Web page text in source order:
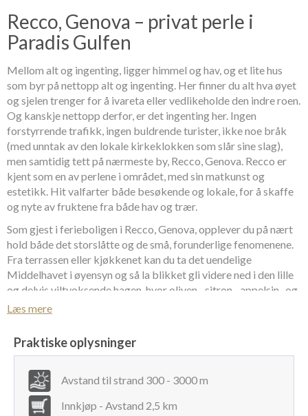
Recco, Genova – privat perle i
Paradis Gulfen
Mellom alt og ingenting, ligger himmel og hav, og et lite hus
som byr på nettopp alt og ingenting. Her finner du alt hva øyet
og sjelen trenger for å ivareta eller vedlikeholde den indre roen.
Og kanskje nettopp derfor, er det ingenting her. Ingen
forstyrrende trafikk, ingen buldrende turister, ikke noe bråk
(med unntak av den lokale kirkeklokken som slår sine slag),
men samtidig tett på nærmeste by, Recco, Genova. Recco er
kjent som en av perlene i området, med sin matkunst og
estetikk. Hit valfarter både besøkende og lokale, for å skaffe
og nyte av fruktene fra både hav og trær.
Som gjest i ferieboligen i Recco, Genova, opplever du på nært
hold både det storslåtte og de små, forunderlige fenomenene.
Fra terrassen eller kjøkkenet kan du ta det uendelige
Middelhavet i øyensyn og så la blikket gli videre ned i den lille
og delvis viltvoksende hagen, hvor oliven-, sitron-, appelsin- og
fikentrær, et hav av krydderurter og en bugnende og
Bare navnet, Paradis Gulfen, etterlater ikke mye tvil om at
husets plassering er helt unik og at dette er en sjelden perle av
Boligen i Recco, Genova er på 60 kvm og har en 30 kvm
balkong. Dette utgjør den ene halvdelen av huset. I den andre
Læs mere
Praktiske oplysninger
Avstand til strand 300 - 3000 m
Innkjøp - Avstand 2,5 km